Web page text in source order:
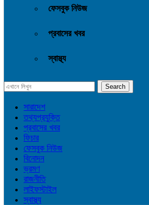
ফেসবুক নিউজ
প্রবাসের খবর
স্বাস্থ্য
সারাদেশ
তথ্যপ্রযুক্তি
প্রবাসের খবর
ফিচার
ফেসবুক নিউজ
বিনোদন
ভ্রমণ
রাজনীতি
লাইফস্টাইল
স্বাস্থ্য